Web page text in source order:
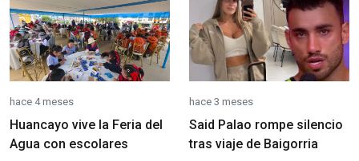
hace 4 meses
Huancayo vive la Feria del
Agua con escolares
hace 3 meses
Said Palao rompe silencio
tras viaje de Baigorria